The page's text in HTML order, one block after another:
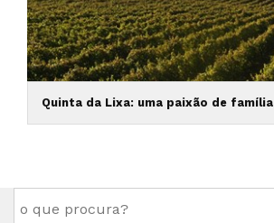
Quinta da Lixa: uma paixão de família